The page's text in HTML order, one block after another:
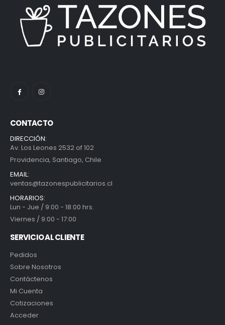
CONTACTO
DIRECCIÓN:
Av. Los Leones 2532 of 102
Providencia, Santiago, Chile
EMAIL:
ventas@tazonespublicitarios.cl
HORARIOS:
Lun - Jue / 9:00 - 18:00 hrs.
Viernes / 9:00 - 17:00
SERVICIO AL CLIENTE
Pedidos
Sobre Nosotros
Contáctenos
Mi Cuenta
Cotizaciones
Acceder